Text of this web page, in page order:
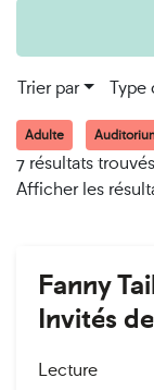
Trier par Type
Adulte
7 résultats trouvés
Afficher les
Fanny
Invités
Lecture